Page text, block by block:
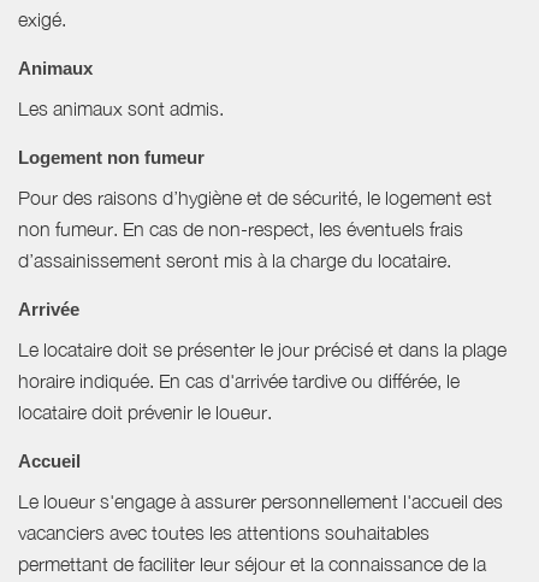
exigé.
Animaux
Les animaux sont admis.
Logement non fumeur
Pour des raisons d’hygiène et de sécurité, le logement est
non fumeur. En cas de non-respect, les éventuels frais
d’assainissement seront mis à la charge du locataire.
Arrivée
Le locataire doit se présenter le jour précisé et dans la plage
horaire indiquée. En cas d'arrivée tardive ou différée, le
locataire doit prévenir le loueur.
Accueil
Le loueur s'engage à assurer personnellement l'accueil des
vacanciers avec toutes les attentions souhaitables
permettant de faciliter leur séjour et la connaissance de la